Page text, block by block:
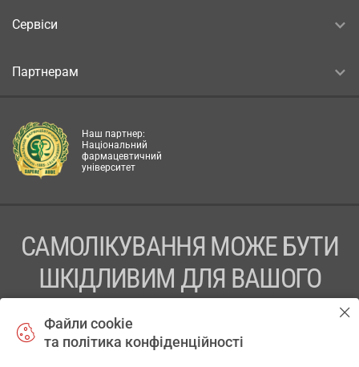
Сервіси
Партнерам
Наш партнер:
Національний
фармацевтичний
університет
САМОЛІКУВАННЯ МОЖЕ БУТИ
ШКІДЛИВИМ ДЛЯ ВАШОГО
ПЕРЕД ЗАСТОСУВАННЯМ ПРЕПАРАТУ ПРОКОНСУЛЬТУЙТЕСЬ
Файли cookie
та політика конфіденційності